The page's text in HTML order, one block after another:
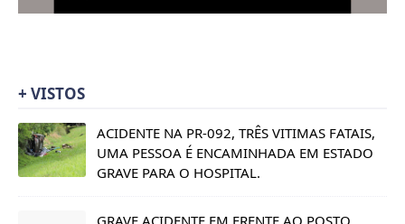
+ VISTOS
ACIDENTE NA PR-092, TRÊS VITIMAS FATAIS,
UMA PESSOA É ENCAMINHADA EM ESTADO
GRAVE PARA O HOSPITAL.